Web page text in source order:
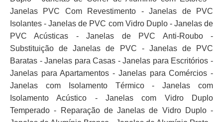
Janelas PVC Com Revestimento - Janelas de PVC
Isolantes - Janelas de PVC com Vidro Duplo - Janelas de
PVC Acústicas - Janelas de PVC Anti-Roubo -
Substituição de Janelas de PVC - Janelas de PVC
Baratas - Janelas para Casas - Janelas para Escritórios -
Janelas para Apartamentos - Janelas para Comércios -
Janelas com Isolamento Térmico - Janelas com
Isolamento Acústico - Janelas com Vidro Duplo
Temperado - Reparação de Janelas de Vidro Duplo -